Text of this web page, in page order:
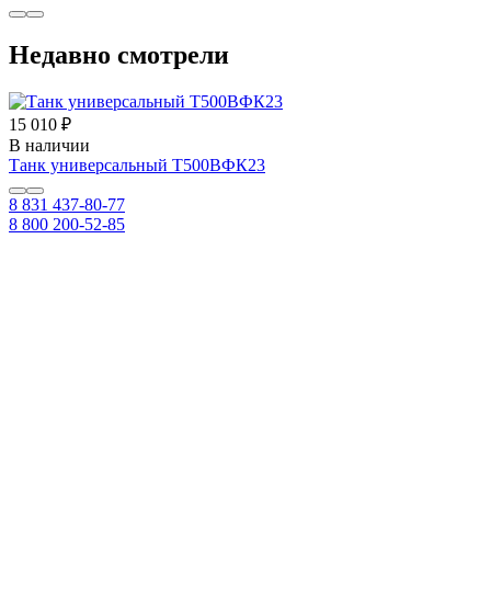
Недавно смотрели
15 010 ₽
В наличии
Танк универсальный Т500ВФК23
8 831 437-80-77
8 800 200-52-85